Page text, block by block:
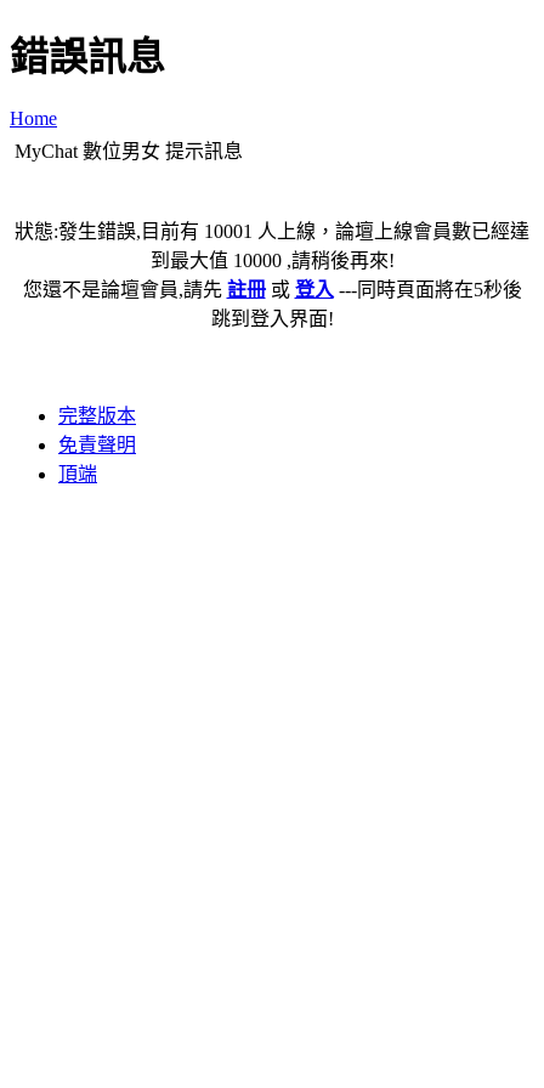
錯誤訊息
Home
MyChat 數位男女 提示訊息
狀態:發生錯誤,目前有 10001 人上線，論壇上線會員數已經達
到最大值 10000 ,請稍後再來!
您還不是論壇會員,請先 註冊或 登入 ---同時頁面將在5秒後
跳到登入界面!
完整版本
免責聲明
頂端